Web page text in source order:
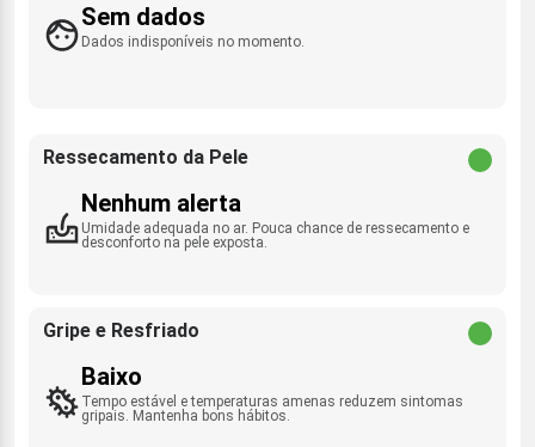
Sem dados
Dados indisponíveis no momento.
Ressecamento da Pele
Nenhum alerta
Umidade adequada no ar. Pouca chance de ressecamento e
desconforto na pele exposta.
Gripe e Resfriado
Baixo
Tempo estável e temperaturas amenas reduzem sintomas
gripais. Mantenha bons hábitos.